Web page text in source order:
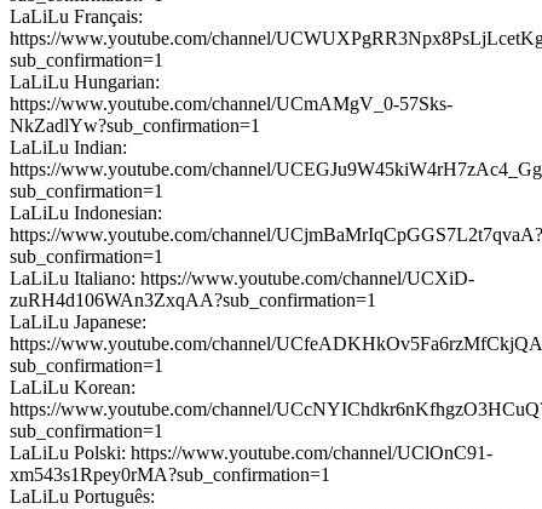
LaLiLu Français:
https://www.youtube.com/channel/
sub_confirmation=1
LaLiLu Hungarian:
https://www.youtube.com/channel/UCmAMgV_0-57Sks-
NkZadlYw?sub_confirmation=1
LaLiLu Indian:
https://www.youtube.com/channel/
sub_confirmation=1
LaLiLu Indonesian:
https://www.youtube.com/channel/UCjmBaMrIqCpGGS7L2t7qvaA?
sub_confirmation=1
LaLiLu Italiano: https://www.youtube.com/channel/UCXiD-
zuRH4d106WAn3ZxqAA?sub_confirmation=1
LaLiLu Japanese:
https://www.youtube.com/channel/
sub_confirmation=1
LaLiLu Korean:
https://www.youtube.com/channel/
sub_confirmation=1
LaLiLu Polski: https://www.youtube.com/channel/UClOnC91-
xm543s1Rpey0rMA?sub_confirmation=1
LaLiLu Português: